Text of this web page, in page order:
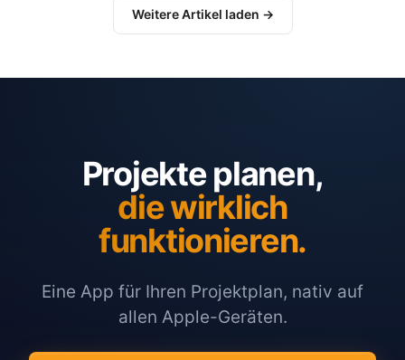
Weitere Artikel laden →
Projekte planen,
die wirklich
funktionieren.
Eine App für Ihren Projektplan, nativ auf
allen Apple-Geräten.